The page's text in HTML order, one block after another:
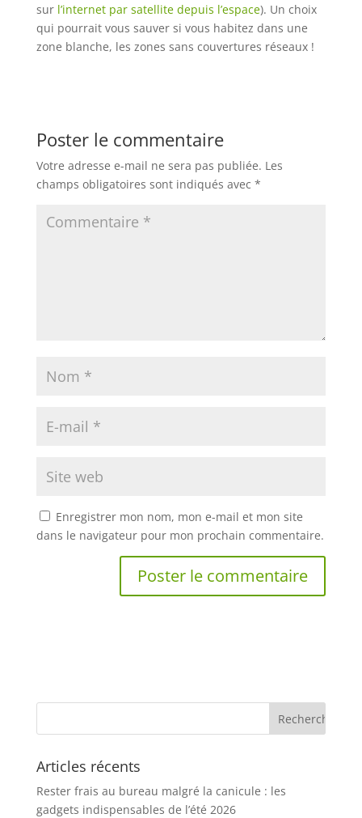
sur l’internet par satellite depuis l’espace). Un choix
qui pourrait vous sauver si vous habitez dans une
zone blanche, les zones sans couvertures réseaux !
Poster le commentaire
Votre adresse e-mail ne sera pas publiée. Les
champs obligatoires sont indiqués avec *
Enregistrer mon nom, mon e-mail et mon site
dans le navigateur pour mon prochain commentaire.
Articles récents
Rester frais au bureau malgré la canicule : les
gadgets indispensables de l’été 2026